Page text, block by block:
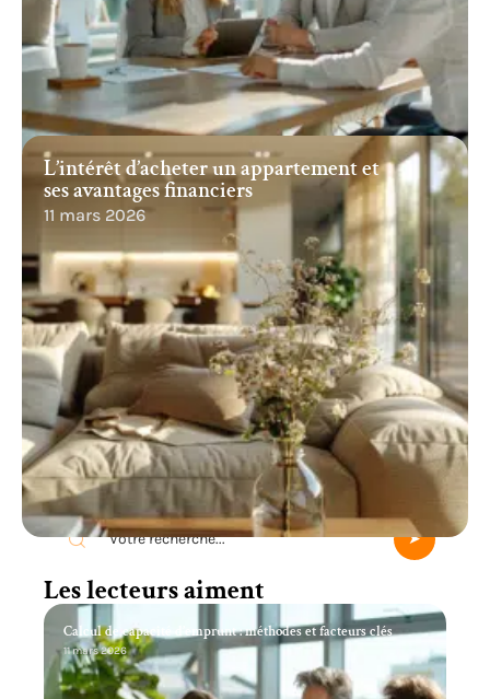
L’intérêt d’acheter un appartement et
ses avantages financiers
11 mars 2026
Recherche
Les lecteurs aiment
Calcul de capacité d’emprunt : méthodes et facteurs clés
11 mars 2026